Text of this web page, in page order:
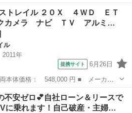
きちゃう✨...
イル
ストレイル ２０Ｘ ４ＷＤ ＥＴ
カメラ ナビ ＴＶ アルミ…
ル
2011年
提携サイト 6月26日
トレイル ■ グレード名： ２０
メラ ナビ ＴＶ アルミホイール
イル
不安ゼロ💕自社ローン＆リースで
に乗れます！自己破産・主婦…